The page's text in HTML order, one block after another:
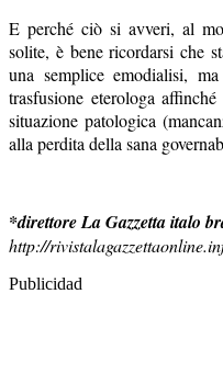
E perché ciò si avveri, al
solite, è bene ricordarsi che
una semplice emodialisi,
trasfusione eterologa
situazione patologica
alla perdita della sana
*direttore La Gazzetta italo
http://
Publicidad